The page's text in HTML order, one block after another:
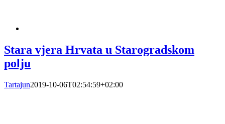
Stara vjera Hrvata u Starogradskom
polju
Tartajun2019-10-06T02:54:59+02:00